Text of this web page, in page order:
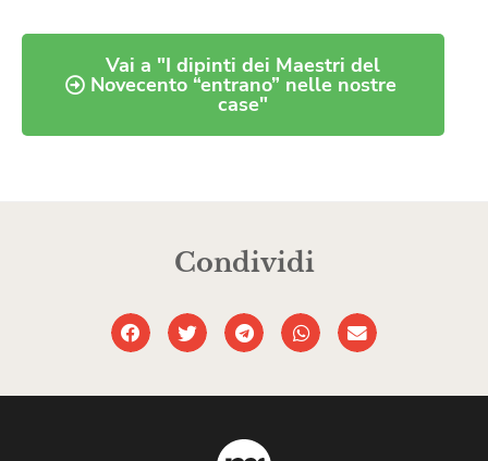
Vai a "I dipinti dei Maestri del
Novecento “entrano” nelle nostre
case"
Condividi